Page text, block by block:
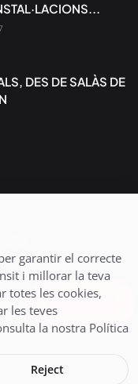
DES DE SALÀS DE
directament al teu
Subscriu-te
garantir el correcte
i millorar la teva
totes les cookies,
les teves
la nostra Política
Reject